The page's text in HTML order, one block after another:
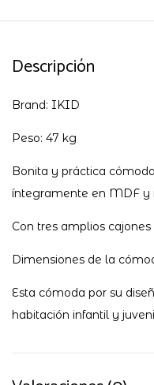
Descripción
Brand: IKID
Peso: 47 kg
Bonita y práctica
íntegramente en MDF y
Con tres amplios
Dimensiones de la
Esta cómoda por su
habitación infantil y